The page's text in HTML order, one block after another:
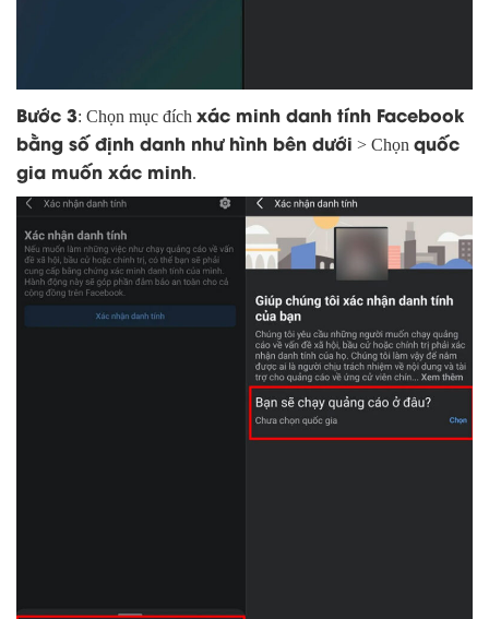
Bước 3: Chọn mục đích xác minh danh tính Facebook
bằng số định danh như hình bên dưới > Chọn quốc
gia muốn xác minh.